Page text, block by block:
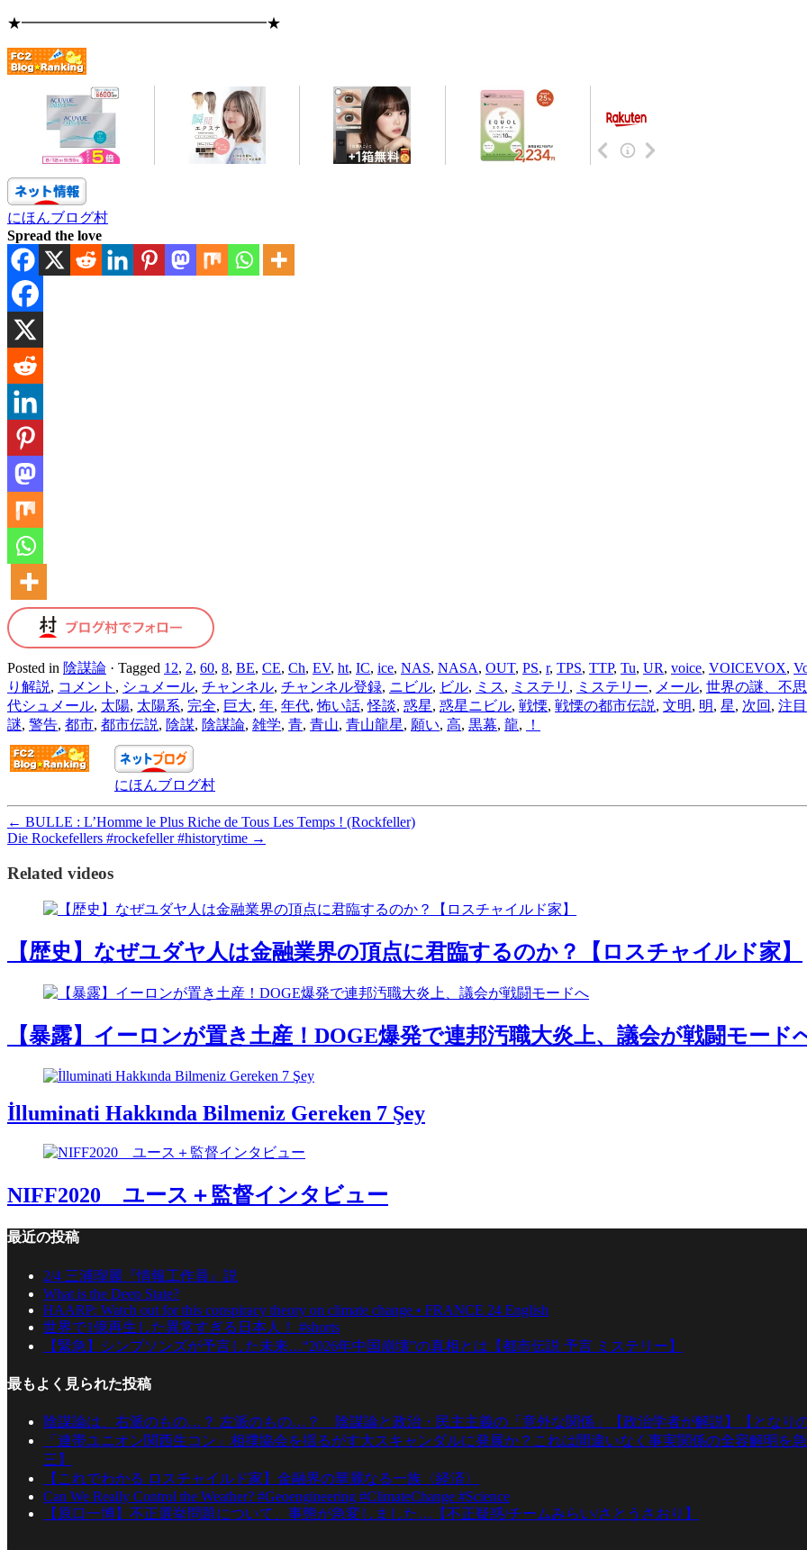
★━━━━━━━━━━━━━━━━━★
にほんブログ村
Spread the love
Posted in 陰謀論 · Tagged 12, 2, 60, 8, BE, CE, Ch, EV, ht, IC, ice, NAS, NASA, OUT, PS, r, TPS, TTP, Tu, UR, voice, VOICEVOX,
り解説, コメント , シュメール, チャンネル, チャンネル登録, ニビル, ビル, ミス, ミステリ , ミステリー, メール, 世界の謎、不
代シュメール, 太陽, 太陽系, 完全, 巨大, 年, 年代,怖い話,怪談, 惑星, 惑星ニビル, 戦慄, 戦慄の都市伝説, 文明, 明, 星, 次回 , 注目
謎, 警告, 都市, 都市伝説, 陰謀, 陰謀論, 雑学, 青, 青山, 青山龍星, 願い, 高, 黒幕, 龍, ！
にほんブログ村
← BULLE : L’Homme le Plus Riche de Tous Les Temps ! (Rockfeller)
Die Rockefellers #rockefeller #historytime →
Related videos
【歴史】なぜユダヤ人は金融業界の頂点に君臨するのか？【ロスチャイルド家】
【暴露】イーロンが置き土産！DOGE爆発で連邦汚職大炎上、議会が戦闘モード
İlluminati Hakkında Bilmeniz Gereken 7 Şey
NIFF2020 ユース＋監督インタビュー
最近の投稿
2/4 三浦瑠麗『情報工作員』説
What is the Deep State?
HAARP: Watch out for this conspiracy theory on climate change • FRANCE 24 English
世界で1億再生した異常すぎる日本人！ #shorts
【緊急】シンプソンズが予言した未来…“2026年中国崩壊”の真相とは【都市伝説 予言 ミステリー】
最もよく見られた投稿
陰謀論は、右派のもの…？ 左派のもの…？ 陰謀論と政治・民主主義の「意外な関係」【政治学者が解説】【となり
「連帯ユニオン関西生コン」相撲協会を揺るがす大スキャンダルに発展か？これは間違いなく事実関係の全容解明
三】
【これでわかる ロスチャイルド家】金融界の華麗なる一族〈経済〉
Can We Really Control the Weather? #Geoengineering #ClimateChange #Science
【原口一博】不正選挙問題について、事態が急変しました…【不正疑惑/チームみらい/さとうさおり】